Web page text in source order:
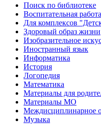
Поиск по библиотеке
Воспитательная работа
Для комплексов
Здоровый образ жизни
Изобразительное
Иностранный язык
Информатика
История
Логопедия
Математика
Материалы для
Материалы МО
Междисциплинарное
Музыка